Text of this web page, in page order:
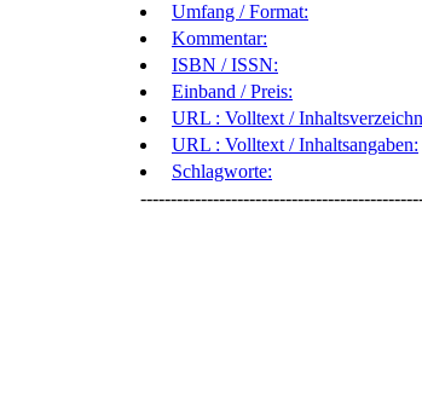
Umfang / Format:
Kommentar:
ISBN / ISSN:
Einband / Preis:
URL : Volltext /
URL : Volltext / Inhaltsangaben:
Schlagworte: